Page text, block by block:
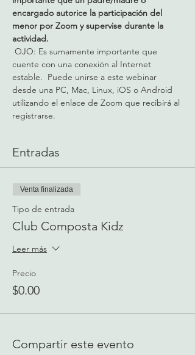
encargado autorice la participación del
menor por Zoom y supervise durante la
actividad.
OJO: Es sumamente importante que
cuente con una conexión al Internet
estable.  Puede unirse a este webinar
desde una PC, Mac, Linux, iOS o Android
utilizando el enlace de Zoom que recibirá al
registrarse.
Entradas
Venta finalizada
Tipo de entrada
Club Composta Kidz
Leer más
Precio
$0.00
Compartir este evento